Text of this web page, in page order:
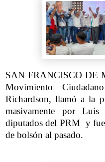
SAN FRANCISCO DE
Movimiento
Richardson, llamó a la
masivamente por
diputados del PRM y
de bolsón al pasado.